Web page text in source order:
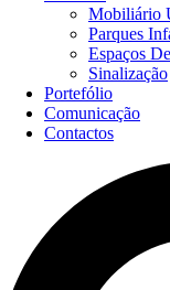
Mobiliário
Parques
Espaços
Sinalização
Portefólio
Comunicação
Contactos